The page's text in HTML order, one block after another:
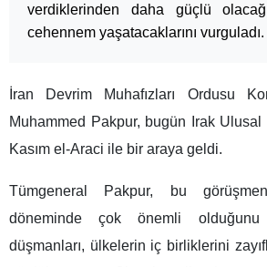
verdiklerinden daha güçlü
cehennem yaşatacaklarını vurguladı.
İran Devrim Muhafızları Ordusu
Muhammed Pakpur, bugün Irak Ulusal
Kasım el-Araci ile bir araya geldi.
Tümgeneral Pakpur, bu
döneminde çok önemli olduğunu
düşmanları, ülkelerin iç birliklerini